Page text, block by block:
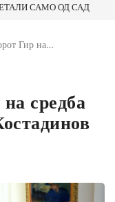
САМО ОД САД
Гир на…
средба